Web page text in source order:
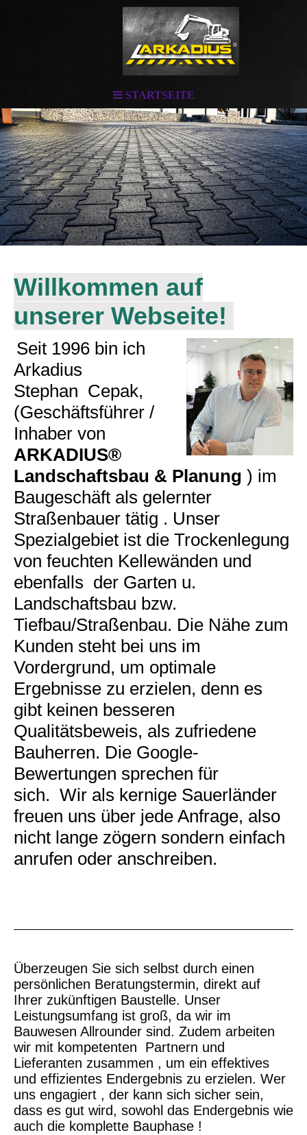
STARTSEITE
Willkommen auf
unserer Webseite!
Seit 1996 bin ich
Arkadius
Stephan Cepak,
(Geschäftsführer /
Inhaber von
ARKADIUS®
Landschaftsbau & Planung ) im
Baugeschäft als gelernter
Straßenbauer tätig . Unser
Spezialgebiet ist die Trockenlegung
von feuchten Kellewänden und
ebenfalls der Garten u.
Landschaftsbau bzw.
Tiefbau/Straßenbau. Die Nähe zum
Kunden steht bei uns im
Vordergrund, um optimale
Ergebnisse zu erzielen, denn es
gibt keinen besseren
Qualitätsbeweis, als zufriedene
Bauherren. Die Google-
Bewertungen sprechen für
sich. Wir als kernige Sauerländer
freuen uns über jede Anfrage, also
nicht lange zögern sondern einfach
anrufen oder anschreiben.
Überzeugen Sie sich selbst durch einen
persönlichen Beratungstermin, direkt auf
Ihrer zukünftigen Baustelle. Unser
Leistungsumfang ist groß, da wir im
Bauwesen Allrounder sind. Zudem arbeiten
wir mit kompetenten Partnern und
Lieferanten zusammen , um ein effektives
und effizientes Endergebnis zu erzielen. Wer
uns engagiert , der kann sich sicher sein,
dass es gut wird, sowohl das Endergebnis wie
auch die komplette Bauphase !